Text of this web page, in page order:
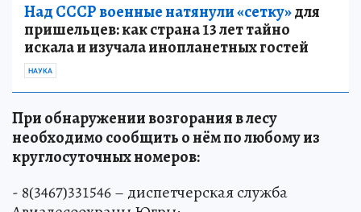
Над СССР военные натянули «сетку»для
пришельцев: как страна 13 лет тайно
искала и изучала инопланетных гостей
НАУКА
При обнаружении возгорания в лесу
необходимо сообщить о нём по любому из
круглосуточных номеров:
- 8(3467)331546 – диспетчерская служба